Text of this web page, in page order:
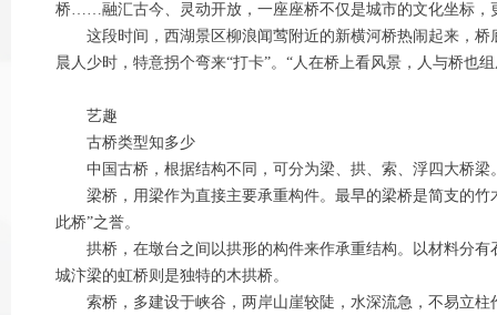
桥……融汇古今、灵动开放，一座座桥不仅是城市的文化坐标，
这段时间，西湖景区柳浪闻莺附近的新横河桥热闹起来，桥
晨人少时，特意拐个弯来“打卡”。“人在桥上看风景，人与桥也
艺趣
古桥类型知多少
中国古桥，根据结构不同，可分为梁、拱、索、浮四大桥梁
梁桥，用梁作为直接主要承重构件。最早的梁桥是简支的竹
此桥”之誉。
拱桥，在墩台之间以拱形的构件来作承重结构。以材料分有
城汴梁的虹桥则是独特的木拱桥。
索桥，多建设于峡谷，两岸山崖较陡，水深流急，不易立柱